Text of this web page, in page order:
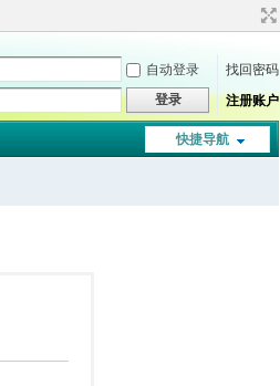
自动登录
找回密码
登录 注册账户
快捷导航